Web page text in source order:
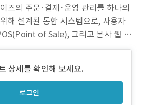
즈의 주문·결제·운영 관리를 하나의
해 설계된 통합 시스템으로, 사용자
of Sale), 그리고 본사 웹 어
으로 구성된 3-Tier 아키텍처 기반
며, SPA(Single Page Application)
상세를 확인해 보세요.
로그인